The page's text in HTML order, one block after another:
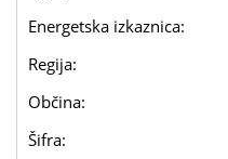
Energetska izkaznica:
Regija:
Občina:
Šifra: